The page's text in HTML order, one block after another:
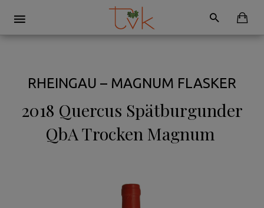
RHEINGAU – MAGNUM FLASKER
2018 Quercus Spätburgunder
QbA Trocken Magnum